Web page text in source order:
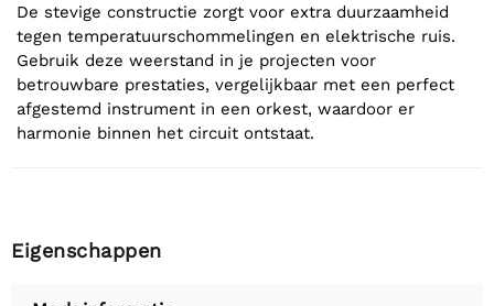
De stevige constructie zorgt voor extra duurzaamheid
tegen temperatuurschommelingen en elektrische ruis.
Gebruik deze weerstand in je projecten voor
betrouwbare prestaties, vergelijkbaar met een perfect
afgestemd instrument in een orkest, waardoor er
harmonie binnen het circuit ontstaat.
Eigenschappen